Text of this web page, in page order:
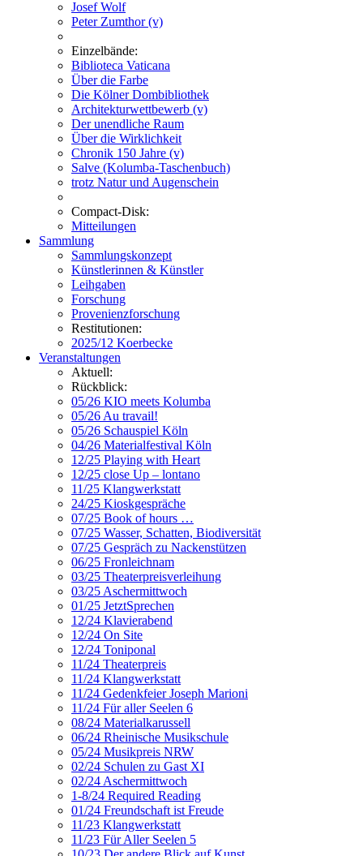
Josef Wolf
Peter Zumthor (v)
Einzelbände:
Biblioteca Vaticana
Über die Farbe
Die Kölner Dombibliothek
Architekturwettbewerb (v)
Der unendliche Raum
Über die Wirklichkeit
Chronik 150 Jahre (v)
Salve (Kolumba-Taschenbuch)
trotz Natur und Augenschein
Compact-Disk:
Mitteilungen
Sammlung
Sammlungskonzept
Künstlerinnen & Künstler
Leihgaben
Forschung
Provenienzforschung
Restitutionen:
2025/12 Koerbecke
Veranstaltungen
Aktuell:
Rückblick:
05/26 KIO meets Kolumba
05/26 Au travail!
05/26 Schauspiel Köln
04/26 Materialfestival Köln
12/25 Playing with Heart
12/25 close Up – lontano
11/25 Klangwerkstatt
24/25 Kioskgespräche
07/25 Book of hours …
07/25 Wasser, Schatten, Biodiversität
07/25 Gespräch zu Nackenstützen
06/25 Fronleichnam
03/25 Theaterpreisverleihung
03/25 Aschermittwoch
01/25 JetztSprechen
12/24 Klavierabend
12/24 On Site
12/24 Toniponal
11/24 Theaterpreis
11/24 Klangwerkstatt
11/24 Gedenkfeier Joseph Marioni
11/24 Für aller Seelen 6
08/24 Materialkarussell
06/24 Rheinische Musikschule
05/24 Musikpreis NRW
02/24 Schulen zu Gast XI
02/24 Aschermittwoch
1-8/24 Required Reading
01/24 Freundschaft ist Freude
11/23 Klangwerkstatt
11/23 Für Aller Seelen 5